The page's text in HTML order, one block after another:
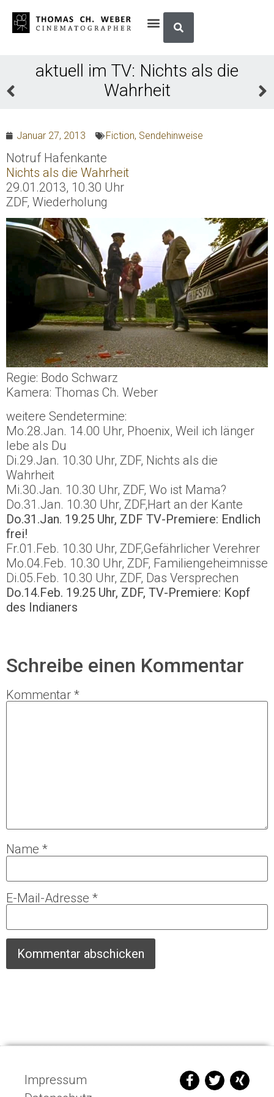
aktuell im TV: Nichts als die
Wahrheit
Januar 27, 2013 Fiction, Sendehinweise
Notruf Hafenkante
Nichts als die Wahrheit
29.01.2013, 10.30 Uhr
ZDF, Wiederholung
Regie: Bodo Schwarz
Kamera: Thomas Ch. Weber
weitere Sendetermine:
Mo.28.Jan. 14.00 Uhr, Phoenix, Weil ich länger
lebe als Du
Di.29.Jan. 10.30 Uhr, ZDF, Nichts als die
Wahrheit
Mi.30.Jan. 10.30 Uhr, ZDF, Wo ist Mama?
Do.31.Jan. 10.30 Uhr, ZDF,Hart an der Kante
Do.31.Jan. 19.25 Uhr, ZDF TV-Premiere: Endlich
frei!
Fr.01.Feb. 10.30 Uhr, ZDF,Gefährlicher Verehrer
Mo.04.Feb. 10.30 Uhr, ZDF, Familiengeheimnisse
Di.05.Feb. 10.30 Uhr, ZDF, Das Versprechen
Do.14.Feb. 19.25 Uhr, ZDF, TV-Premiere: Kopf
des Indianers
Schreibe einen Kommentar
Kommentar *
Name *
E-Mail-Adresse *
Impressum